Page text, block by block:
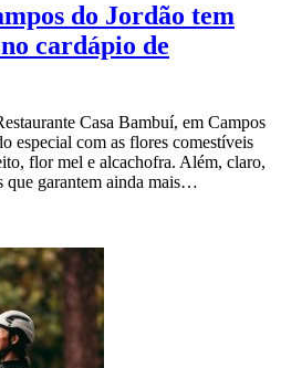
do Jordão tem
cardápio de
Casa Bambuí, em Campos
especial com as flores comestíveis
flor mel e alcachofra. Além, claro,
que garantem ainda mais…